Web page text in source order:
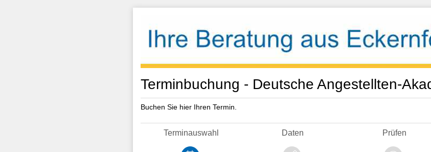
Terminbuchung - Deutsche Angestellten-
Buchen Sie hier Ihren Termin.
Terminauswahl Daten Prüfen